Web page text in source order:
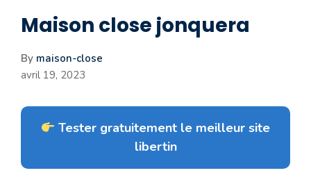
Maison close jonquera
By maison-close
avril 19, 2023
Tester gratuitement le meilleur site
libertin